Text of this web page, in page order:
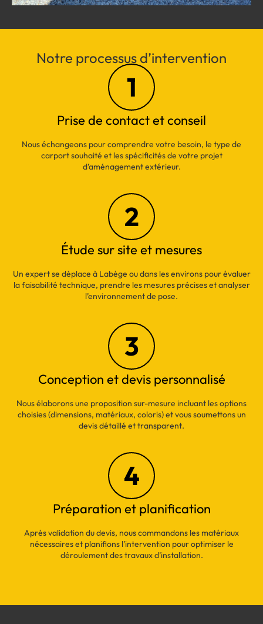
Notre processus d’intervention
1
Prise de contact et conseil
Nous échangeons pour comprendre votre besoin, le type de
carport souhaité et les spécificités de votre projet
d’aménagement extérieur.
2
Étude sur site et mesures
Un expert se déplace à Labège ou dans les environs pour évaluer
la faisabilité technique, prendre les mesures précises et analyser
l’environnement de pose.
3
Conception et devis personnalisé
Nous élaborons une proposition sur-mesure incluant les options
choisies (dimensions, matériaux, coloris) et vous soumettons un
devis détaillé et transparent.
4
Préparation et planification
Après validation du devis, nous commandons les matériaux
nécessaires et planifions l’intervention pour optimiser le
déroulement des travaux d’installation.